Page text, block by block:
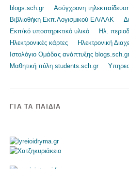
blogs.sch.gr
Ασύγχρονη
Βιβλιοθήκη Εκπ.Λογισμικού ΕΛ/ΛΑΚ
Εκπ/κό υποστηρικτικό υλικό
Ηλ.
Ηλεκτρονικές κάρτες
Ηλεκτρονική
Ιστολόγιο Ομάδας ανάπτυξης blogs.sch.gr
Μαθητική πύλη students.sch.gr
ΓΙΑ ΤΑ ΠΑΙΔΙΆ